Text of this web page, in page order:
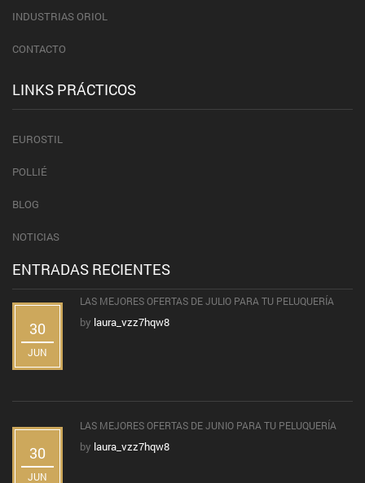
INDUSTRIAS ORIOL
CONTACTO
LINKS PRÁCTICOS
EUROSTIL
POLLIÉ
BLOG
NOTICIAS
ENTRADAS RECIENTES
30
JUN
LAS MEJORES OFERTAS DE JULIO PARA TU PELUQUERÍA
by laura_vzz7hqw8
30
JUN
LAS MEJORES OFERTAS DE JUNIO PARA TU PELUQUERÍA
by laura_vzz7hqw8